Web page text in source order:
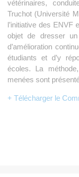
vétérinaires,
Truchot (Université
l’initiative des ENVF
objet de dresser
d’amélioration
étudiants et d’y
écoles. La
menées sont
+ Télécharger le